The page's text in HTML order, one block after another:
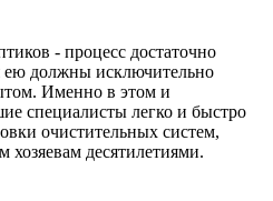
- процесс достаточно
ею должны исключительно
Именно в этом и
специалисты легко и быстро
очистительных систем,
хозяевам десятилетиями.